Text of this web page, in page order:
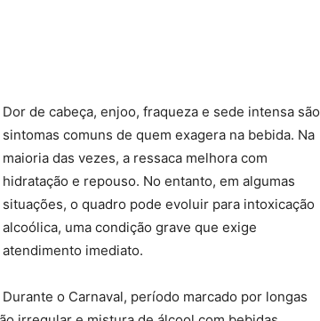
Dor de cabeça, enjoo, fraqueza e sede intensa são
sintomas comuns de quem exagera na bebida. Na
maioria das vezes, a ressaca melhora com
hidratação e repouso. No entanto, em algumas
situações, o quadro pode evoluir para intoxicação
alcoólica, uma condição grave que exige
atendimento imediato.
Durante o Carnaval, período marcado por longas